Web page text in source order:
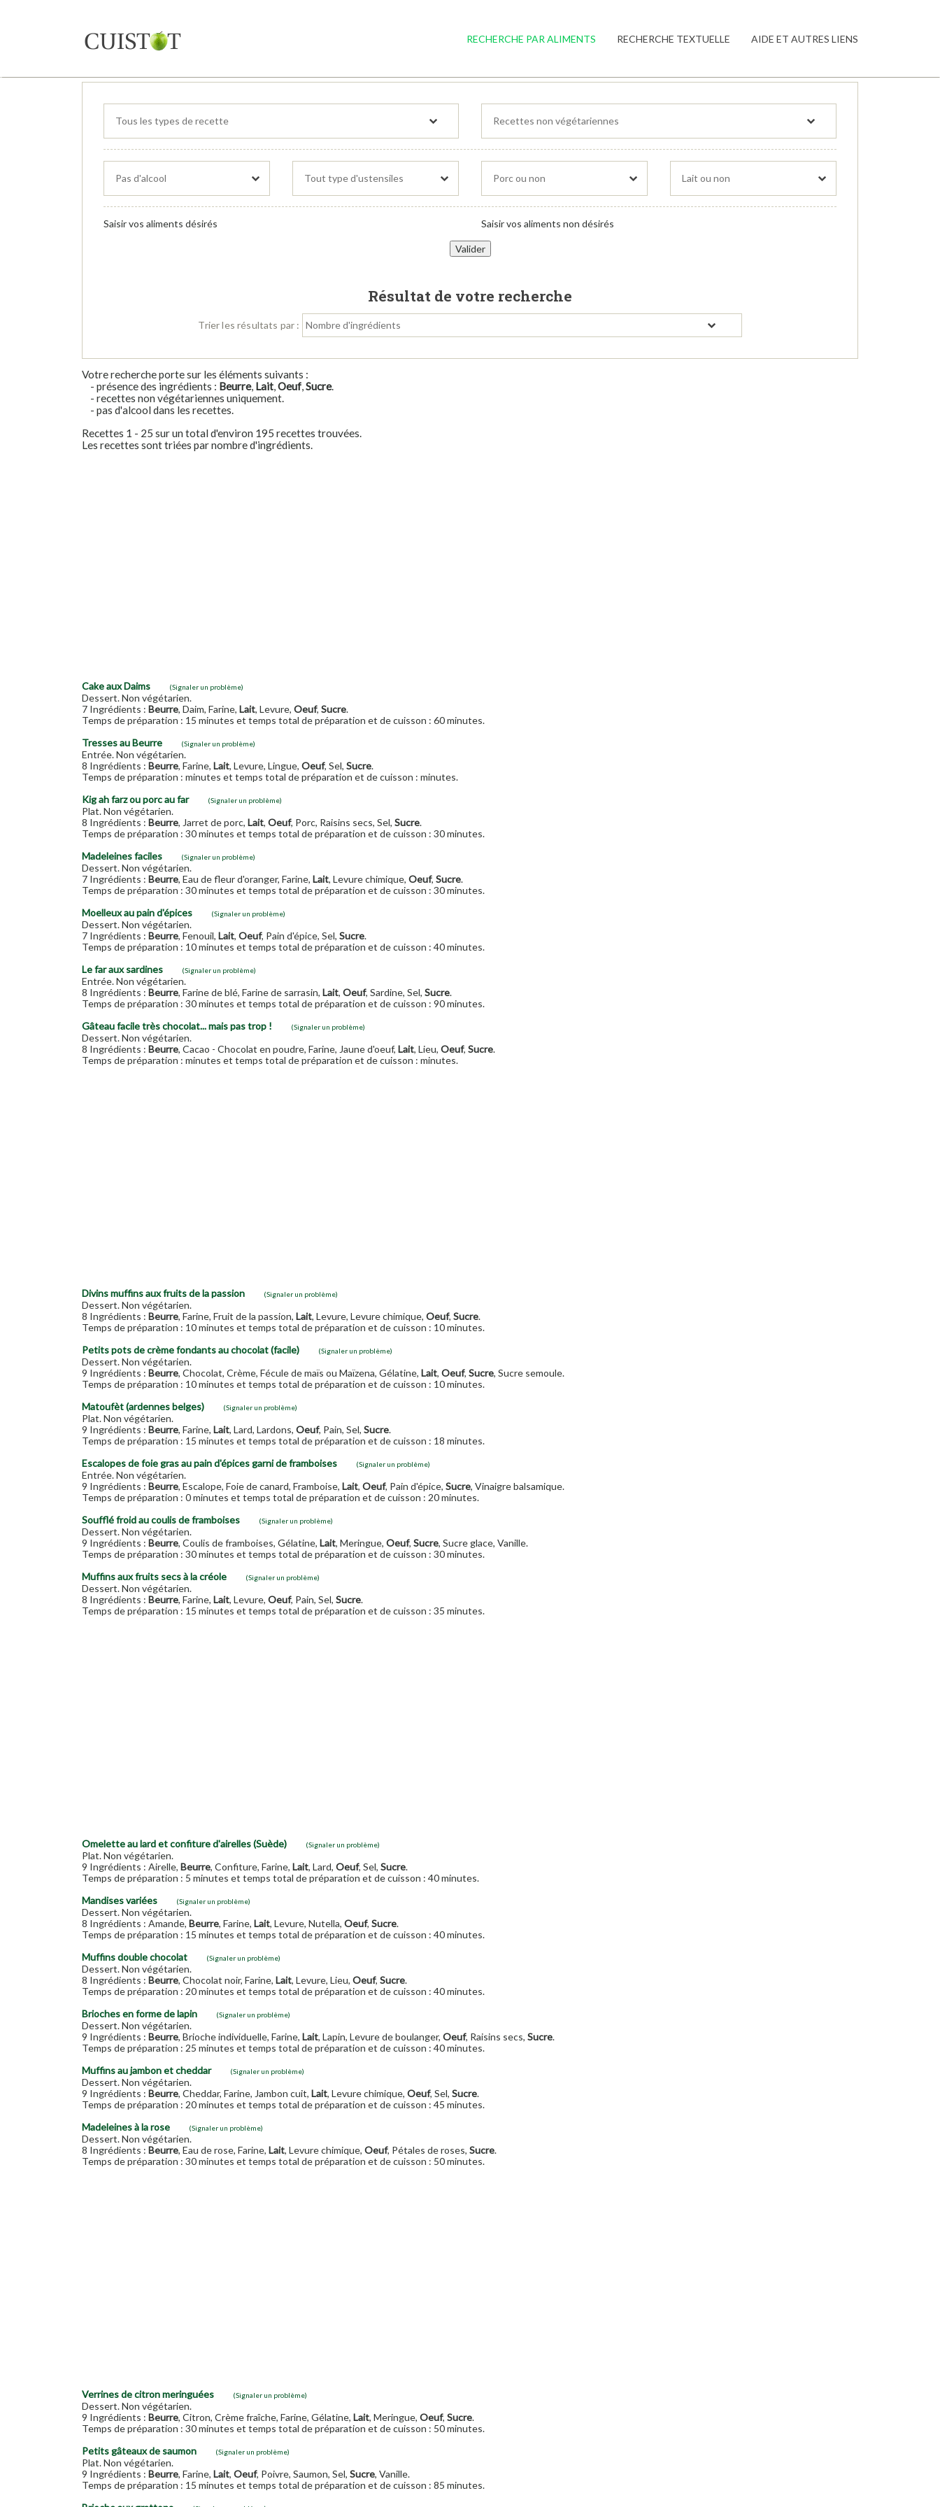
RECHERCHE PAR ALIMENTS RECHERCHE TEXTUELLE AIDE ET AUTRES LIENS
Saisir vos aliments désirés Saisir vos aliments non désirés
Résultat de votre recherche
Trier les résultats par :
Votre recherche porte sur les éléments suivants :
- présence des ingrédients : Beurre, Lait,Oeuf,Sucre.
- recettes non végétariennes uniquement.
- pas d'alcool dans les recettes.
Recettes 1 - 25 sur un total d'environ 195 recettes trouvées.
Les recettes sont triées par nombre d'ingrédients.
Cake aux Daims (Signaler un problème)
Dessert. Non végétarien.
7 Ingrédients : Beurre, Daim, Farine, Lait, Levure, Oeuf, Sucre.
Temps de préparation : 15 minutes et temps total de préparation et de cuisson : 60 minutes.
Tresses au Beurre
(Signaler un problème)
Entrée. Non végétarien.
8 Ingrédients : Beurre, Farine, Lait, Levure, Lingue, Oeuf, Sel, Sucre.
Temps de préparation : minutes et temps total de préparation et de cuisson : minutes.
Kig ah farz ou porc au far
(Signaler un problème)
Plat. Non végétarien.
8 Ingrédients : Beurre, Jarret de porc, Lait, Oeuf, Porc, Raisins secs, Sel, Sucre.
Temps de préparation : 30 minutes et temps total de préparation et de cuisson : 30 minutes.
Madeleines faciles
(Signaler un problème)
Dessert. Non végétarien.
7 Ingrédients : Beurre, Eau de fleur d'oranger, Farine, Lait, Levure chimique, Oeuf, Sucre.
Temps de préparation : 30 minutes et temps total de préparation et de cuisson : 30 minutes.
Moelleux au pain d'épices
(Signaler un problème)
Dessert. Non végétarien.
7 Ingrédients : Beurre, Fenouil, Lait, Oeuf, Pain d'épice, Sel, Sucre.
Temps de préparation : 10 minutes et temps total de préparation et de cuisson : 40 minutes.
Le far aux sardines
(Signaler un problème)
Entrée. Non végétarien.
8 Ingrédients : Beurre, Farine de blé, Farine de sarrasin, Lait, Oeuf, Sardine, Sel, Sucre.
Temps de préparation : 30 minutes et temps total de préparation et de cuisson : 90 minutes.
Gâteau facile très chocolat... mais pas trop !
(Signaler un problème)
Dessert. Non végétarien.
8 Ingrédients : Beurre, Cacao - Chocolat en poudre, Farine, Jaune d'oeuf, Lait, Lieu, Oeuf, Sucre.
Temps de préparation : minutes et temps total de préparation et de cuisson : minutes.
Divins muffins aux fruits de la passion (Signaler un problème)
Dessert. Non végétarien.
8 Ingrédients : Beurre, Farine, Fruit de la passion, Lait, Levure, Levure chimique, Oeuf, Sucre.
Temps de préparation : 10 minutes et temps total de préparation et de cuisson : 10 minutes.
Petits pots de crème fondants au chocolat (facile)
(Signaler un problème)
Dessert. Non végétarien.
9 Ingrédients : Beurre, Chocolat, Crème, Fécule de maïs ou Maïzena, Gélatine, Lait, Oeuf, Sucre, Sucre semoule.
Temps de préparation : 10 minutes et temps total de préparation et de cuisson : 10 minutes.
Matoufèt (ardennes belges)
(Signaler un problème)
Plat. Non végétarien.
9 Ingrédients : Beurre, Farine, Lait, Lard, Lardons, Oeuf, Pain, Sel, Sucre.
Temps de préparation : 15 minutes et temps total de préparation et de cuisson : 18 minutes.
Escalopes de foie gras au pain d'épices garni de framboises
(Signaler un problème)
Entrée. Non végétarien.
9 Ingrédients : Beurre, Escalope, Foie de canard, Framboise, Lait, Oeuf, Pain d'épice, Sucre, Vinaigre balsamique.
Temps de préparation : 0 minutes et temps total de préparation et de cuisson : 20 minutes.
Soufflé froid au coulis de framboises
(Signaler un problème)
Dessert. Non végétarien.
9 Ingrédients : Beurre, Coulis de framboises, Gélatine, Lait, Meringue, Oeuf, Sucre, Sucre glace, Vanille.
Temps de préparation : 30 minutes et temps total de préparation et de cuisson : 30 minutes.
Muffins aux fruits secs à la créole
(Signaler un problème)
Dessert. Non végétarien.
8 Ingrédients : Beurre, Farine, Lait, Levure, Oeuf, Pain, Sel, Sucre.
Temps de préparation : 15 minutes et temps total de préparation et de cuisson : 35 minutes.
Omelette au lard et confiture d'airelles (Suède) (Signaler un problème)
Plat. Non végétarien.
9 Ingrédients : Airelle, Beurre, Confiture, Farine, Lait, Lard, Oeuf, Sel, Sucre.
Temps de préparation : 5 minutes et temps total de préparation et de cuisson : 40 minutes.
Mandises variées
(Signaler un problème)
Dessert. Non végétarien.
8 Ingrédients : Amande, Beurre, Farine, Lait, Levure, Nutella, Oeuf, Sucre.
Temps de préparation : 15 minutes et temps total de préparation et de cuisson : 40 minutes.
Muffins double chocolat
(Signaler un problème)
Dessert. Non végétarien.
8 Ingrédients : Beurre, Chocolat noir, Farine, Lait, Levure, Lieu, Oeuf, Sucre.
Temps de préparation : 20 minutes et temps total de préparation et de cuisson : 40 minutes.
Brioches en forme de lapin
(Signaler un problème)
Dessert. Non végétarien.
9 Ingrédients : Beurre, Brioche individuelle, Farine, Lait, Lapin, Levure de boulanger, Oeuf, Raisins secs, Sucre.
Temps de préparation : 25 minutes et temps total de préparation et de cuisson : 40 minutes.
Muffins au jambon et cheddar
(Signaler un problème)
Dessert. Non végétarien.
9 Ingrédients : Beurre, Cheddar, Farine, Jambon cuit, Lait, Levure chimique, Oeuf, Sel, Sucre.
Temps de préparation : 20 minutes et temps total de préparation et de cuisson : 45 minutes.
Madeleines à la rose
(Signaler un problème)
Dessert. Non végétarien.
8 Ingrédients : Beurre, Eau de rose, Farine, Lait, Levure chimique, Oeuf, Pétales de roses, Sucre.
Temps de préparation : 30 minutes et temps total de préparation et de cuisson : 50 minutes.
Verrines de citron meringuées (Signaler un problème)
Dessert. Non végétarien.
9 Ingrédients : Beurre, Citron, Crème fraîche, Farine, Gélatine, Lait, Meringue, Oeuf, Sucre.
Temps de préparation : 30 minutes et temps total de préparation et de cuisson : 50 minutes.
Petits gâteaux de saumon
(Signaler un problème)
Plat. Non végétarien.
9 Ingrédients : Beurre, Farine, Lait, Oeuf, Poivre, Saumon, Sel, Sucre, Vanille.
Temps de préparation : 15 minutes et temps total de préparation et de cuisson : 85 minutes.